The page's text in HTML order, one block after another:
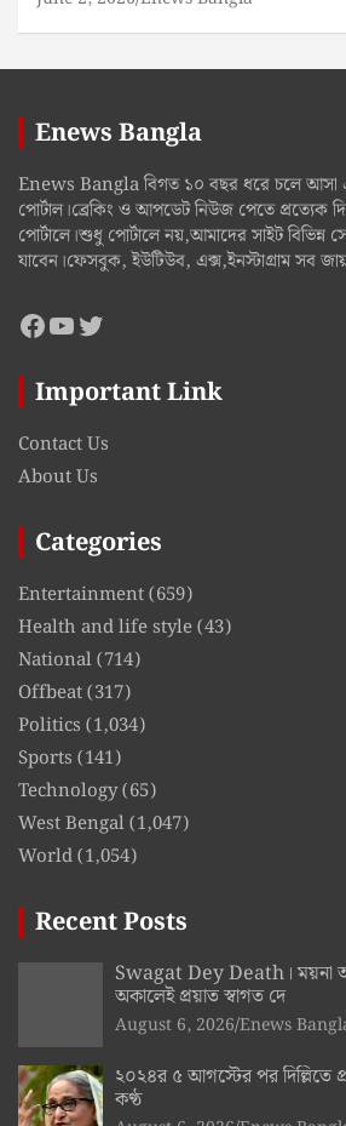
Enews Bangla
Enews Bangla বিগত ১০ বছর ধরে চলে আসা
পোর্টাল।ব্রেকিং ও আপডেট নিউজ পেতে প্রত্যেক
পোর্টালে।শুধু পোর্টালে নয়,আমাদের সাইট বিভিন্ন
যাবেন।ফেসবুক, ইউটিউব, এক্স,ইনস্টাগ্রাম সব
Facebook
YouTube
Twitter
Important Link
Contact Us
About Us
Categories
Entertainment(659)
Health and life style(43)
National(714)
Offbeat(317)
Politics (1,034)
Sports (141)
Technology(65)
West Bengal(1,047)
World(1,054)
Recent Posts
Swagat Dey Death। ময়না
অকালেই প্রয়াত স্বাগত দে
August 6, 2026 Enews
২০২৪র ৫ আগস্টের পর দিল্লিতে
কণ্ঠ